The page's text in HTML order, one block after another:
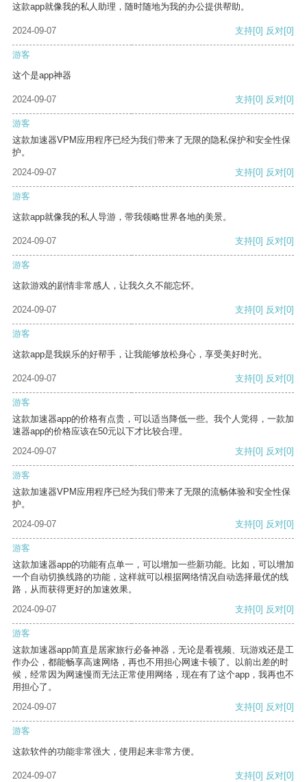
这款app就像我的私人助理，随时随地为我的办公提供帮助。
2024-09-07 支持[0] 反对[0]
游客
这个是app神器
2024-09-07 支持[0] 反对[0]
游客
这款加速器VPM应用程序已经为我们带来了无限的隐私保护和安全性保
护。
2024-09-07
支持[0] 反对[0]
游客
这款app就像我的私人导游，带我领略世界各地的美景。
2024-09-07 支持[0] 反对[0]
游客
这款游戏的剧情非常感人，让我久久不能忘怀。
2024-09-07 支持[0] 反对[0]
游客
这款app是我娱乐的好帮手，让我能够放松身心，享受美好时光。
2024-09-07 支持[0] 反对[0]
游客
这款加速器app的价格有点贵，可以适当降低一些。我个人觉得，一款加
速器app的价格应该在50元以下才比较合理。
2024-09-07
支持[0] 反对[0]
游客
这款加速器VPM应用程序已经为我们带来了无限的流畅体验和安全性保
护。
2024-09-07
支持[0] 反对[0]
游客
这款加速器app的功能有点单一，可以增加一些新功能。比如，可以增加
一个自动切换线路的功能，这样就可以根据网络情况自动选择最优的线
路，从而获得更好的加速效果。
2024-09-07
支持[0] 反对[0]
游客
这款加速器app简直是居家旅行必备神器，无论是看视频、玩游戏还是工
作办公，都能畅享高速网络，再也不用担心网速卡顿了。以前出差的时
候，经常因为网速慢而无法正常使用网络，现在有了这个app，我再也不
用担心了。
2024-09-07
支持[0] 反对[0]
游客
这款软件的功能非常强大，使用起来非常方便。
2024-09-07 支持[0] 反对[0]